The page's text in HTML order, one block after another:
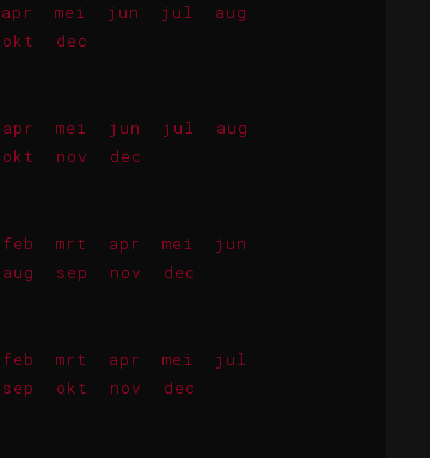
apr mei jun jul
aug
okt dec
apr mei jun jul
aug
okt nov dec
feb mrt apr mei
jun
aug sep nov dec
feb mrt apr mei
jul
sep okt nov dec